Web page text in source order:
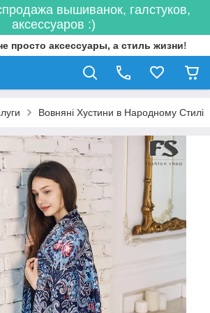
вышиванок, галстуков,
аксессуаров :)
просто аксессуары, а стиль жизни!
Вовняні Хустини в Народному Стилі